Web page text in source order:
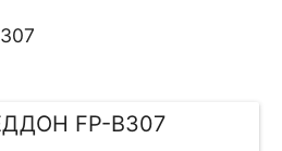
FP-B307